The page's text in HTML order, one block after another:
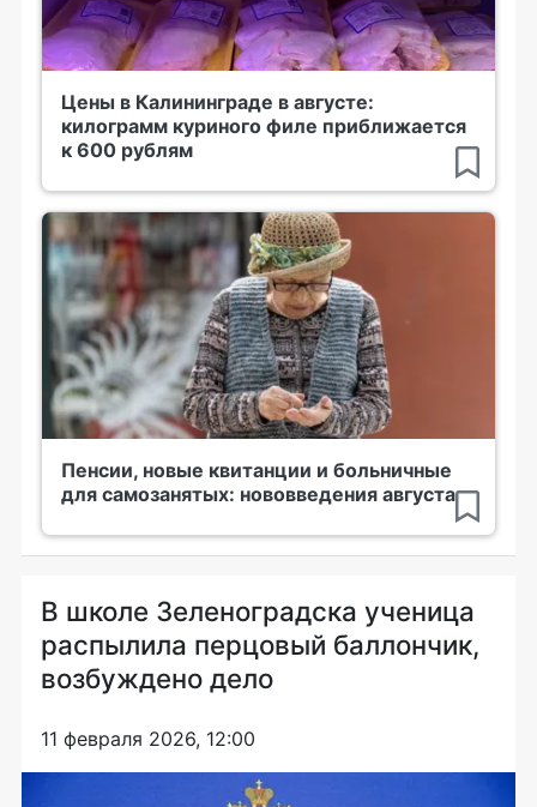
Цены в Калининграде в августе:
килограмм куриного филе приближается
к 600 рублям
Пенсии, новые квитанции и больничные
для самозанятых: нововведения августа
В школе Зеленоградска ученица
распылила перцовый баллончик,
возбуждено дело
11 февраля 2026, 12:00